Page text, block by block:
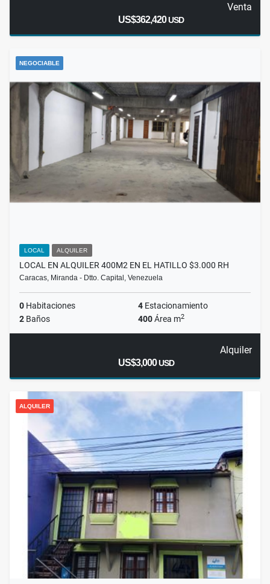
Venta
US$362,420USD
NEGOCIABLE
LOCAL ALQUILER
LOCAL EN ALQUILER 400M2 EN EL HATILLO $3.000 RH
Caracas, Miranda - Dtto. Capital, Venezuela
0 Habitaciones 4 Estacionamiento
2 Baños 400Área m2
Alquiler
US$3,000USD
ALQUILER